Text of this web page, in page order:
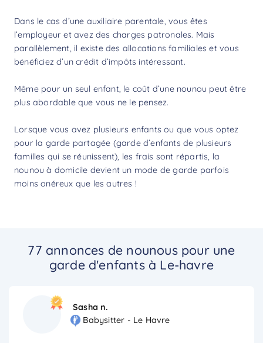
Dans le cas d’une auxiliaire parentale, vous êtes
l’employeur et avez des charges patronales. Mais
parallèlement, il existe des allocations familiales et vous
bénéficiez d’uncrédit d’impôts intéressant.
Même pour un seul enfant, le coût d’une nounou peut être
plus abordable que vous ne le pensez.
Lorsque vous avez plusieurs enfants ou que vous optez
pour la garde partagée (garde d’enfants de plusieurs
familles qui se réunissent), les frais sont répartis, la
nounou à domicile devient un mode de garde parfois
moins onéreux que les autres !
77 annonces de nounous pour une
garde d'enfants à Le-havre
Sasha n.
Babysitter - Le Havre